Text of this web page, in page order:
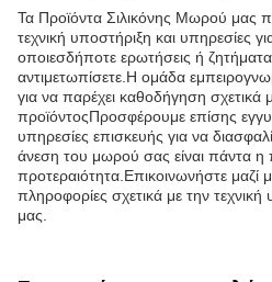
Τα Προϊόντα Σιλικόνης Μωρού μας
τεχνική υποστήριξη και υπηρεσίες
οποιεσδήποτε ερωτήσεις ή
αντιμετωπίσετε.Η ομάδα
για να παρέχει καθοδήγηση σχετικά
προϊόντοςΠροσφέρουμε επίσης
υπηρεσίες επισκευής για να
άνεση του μωρού σας είναι πάντα
προτεραιότητα.Επικοινωνήστε μαζί
πληροφορίες σχετικά με την τεχνική
μας.